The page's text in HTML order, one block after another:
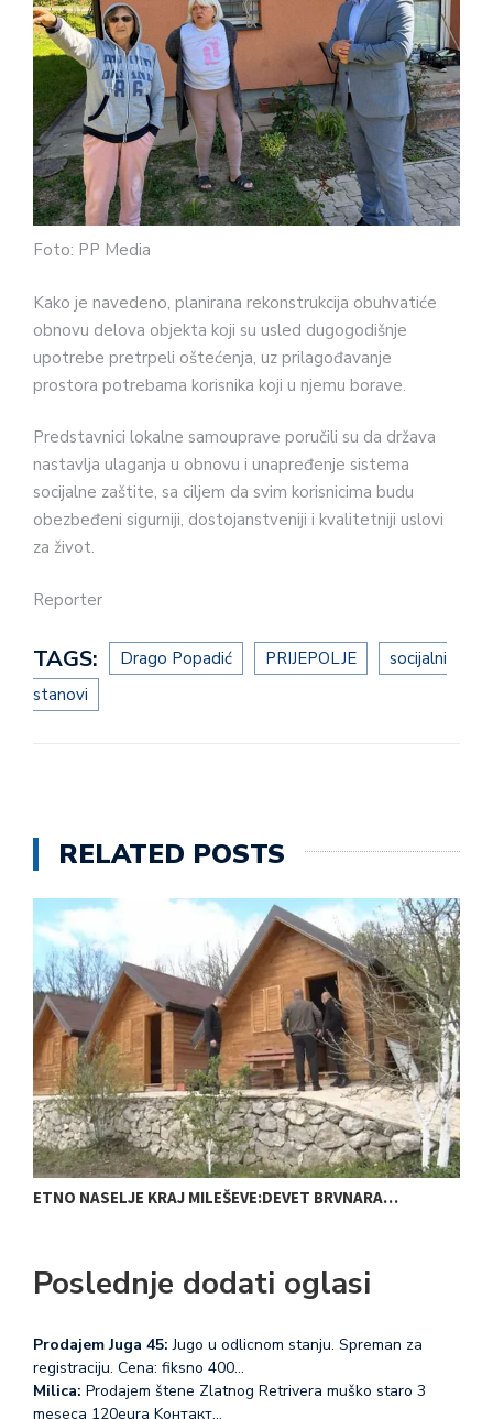
Foto: PP Media
Kako je navedeno, planirana rekonstrukcija obuhvatiće
obnovu delova objekta koji su usled dugogodišnje
upotrebe pretrpeli oštećenja, uz prilagođavanje
prostora potrebama korisnika koji u njemu borave.
Predstavnici lokalne samouprave poručili su da država
nastavlja ulaganja u obnovu i unapređenje sistema
socijalne zaštite, sa ciljem da svim korisnicima budu
obezbeđeni sigurniji, dostojanstveniji i kvalitetniji uslovi
za život.
Reporter
TAGS: Drago Popadić PRIJEPOLJE
socijalni
stanovi
RELATED POSTS
ETNO NASELJE KRAJ MILEŠEVE:DEVET BRVNARA…
Poslednje dodati oglasi
Prodajem Juga 45: Jugo u odlicnom stanju. Spreman za
registraciju. Cena: fiksno 400…
Milica: Prodajem štene Zlatnog Retrivera muško staro 3
meseca 120eura Koнтакт…